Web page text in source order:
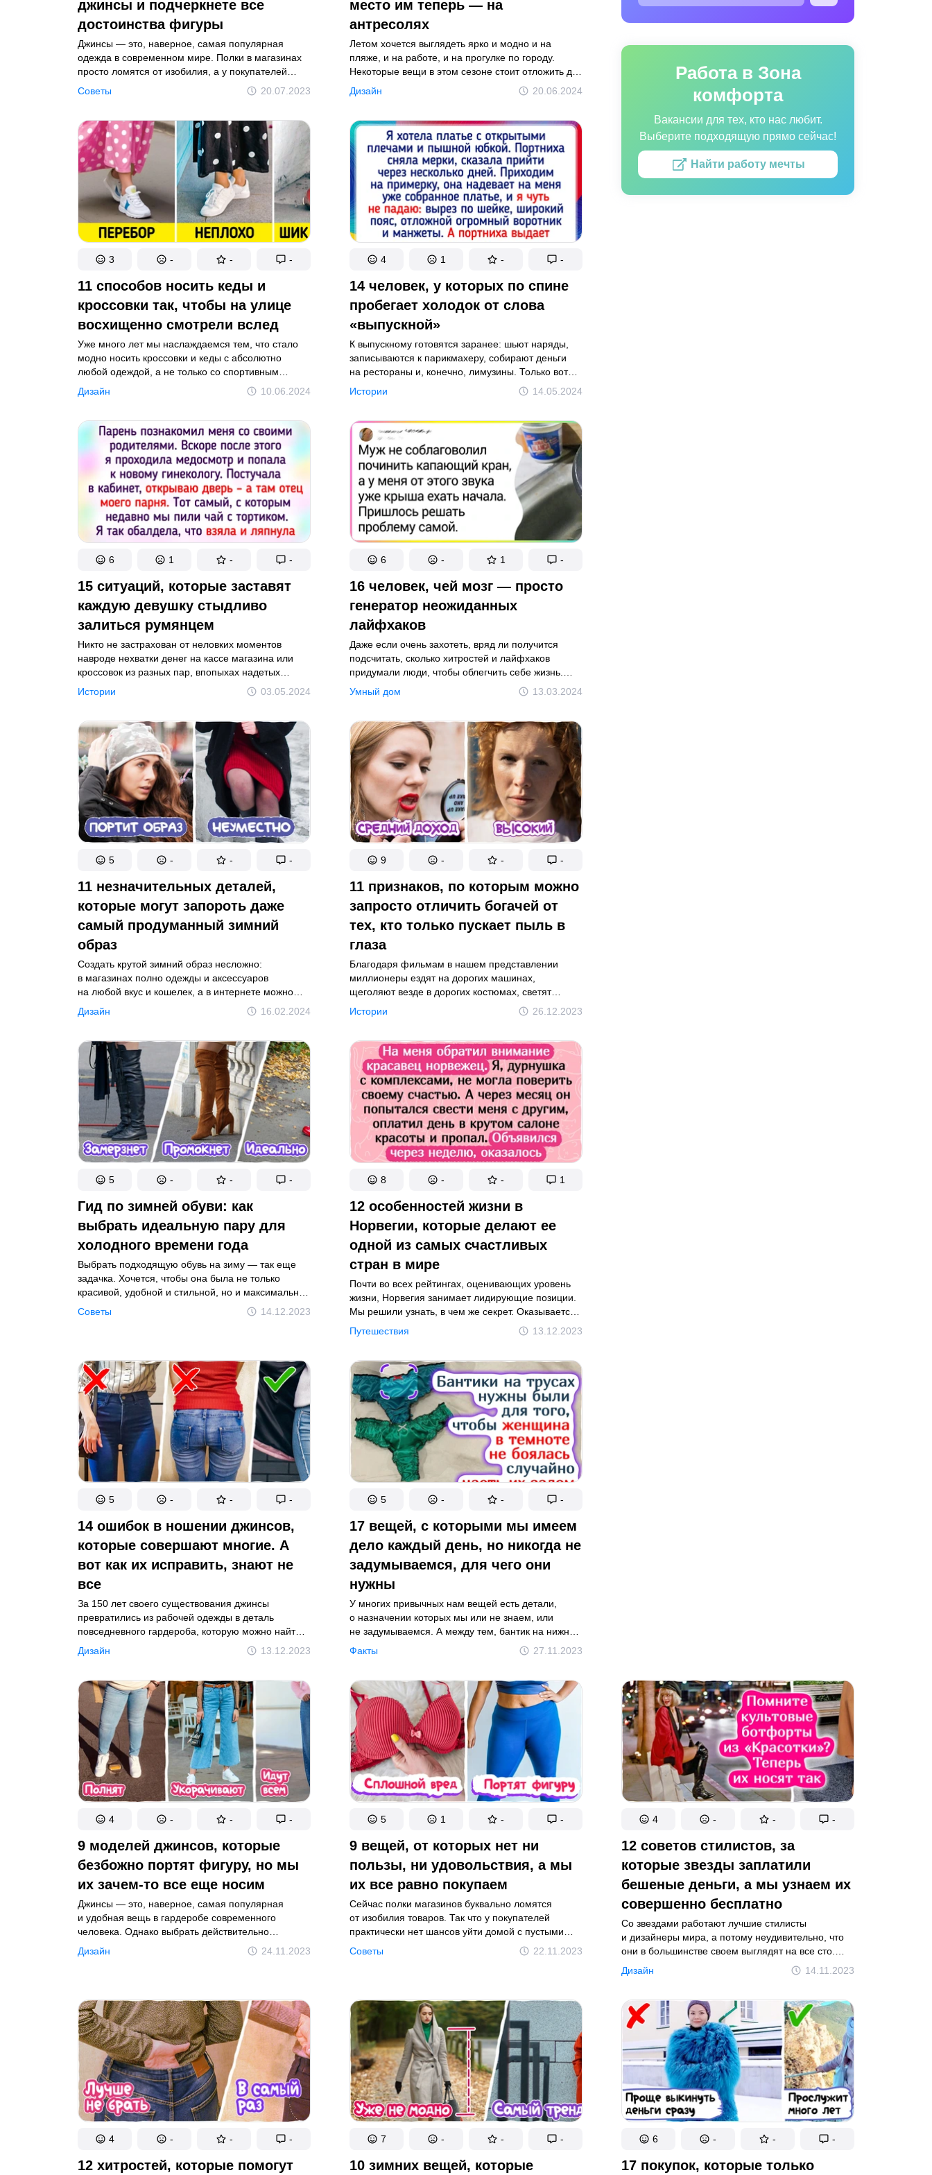
джинсы и подчеркнете все
достоинства фигуры
Советы 20.07.2023
Джинсы — это, наверное, самая популярная
одежда в современном мире. Полки в магазинах
просто ломятся от изобилия, а у покупателей
глаза разбегаются. Но, чтобы ваши любимые
джинсы носились долго и сидели, как влитые,
место им теперь — на
антресолях
Дизайн 20.06.2024
Летом хочется выглядеть ярко и модно и на
пляже, и на работе, и на прогулке по городу.
Некоторые вещи в этом сезоне стоит отложить до
лучших времен, ведь они, к сожалению, уже не в
тренде. Но мы погуляли по модным сайтам и
11 способов носить кеды и
кроссовки так, чтобы на улице
восхищенно смотрели вслед
Дизайн 10.06.2024
Уже много лет мы наслаждаемся тем, что стало
модно носить кроссовки и кеды с абсолютно
любой одеждой, а не только со спортивным
костюмом. Однако следует все-таки соблюдать
несколько правил, чтобы образ получился
модель кроссовок, которую давно списали
со счетов, а она снова на пике популярности.
3 - - -
14 человек, у которых по спине
пробегает холодок от слова
«выпускной»
Истории 14.05.2024
К выпускному готовятся заранее: шьют наряды,
записываются к парикмахеру, собирают деньги
на рестораны и, конечно, лимузины. Только вот
нашим сегодняшним героям этот праздник жизни
оказался совсем не по душе по разным причинам.
4 1 - -
15 ситуаций, которые заставят
каждую девушку стыдливо
залиться румянцем
Истории 03.05.2024
Никто не застрахован от неловких моментов
навроде нехватки денег на кассе магазина или
кроссовок из разных пар, впопыхах надетых
на работу. Но среди всех конфузов мира есть
такие, которые могут произойти только
6 1 - -
16 человек, чей мозг — просто
генератор неожиданных
лайфхаков
Умный дом 13.03.2024
Даже если очень захотеть, вряд ли получится
подсчитать, сколько хитростей и лайфхаков
придумали люди, чтобы облегчить себе жизнь.
Разумеется, не все из них можно и нужно
применять на практике нам с вами, но некоторые
и не назовешь.
6 - 1 -
11 незначительных деталей,
которые могут запороть даже
самый продуманный зимний
образ
Дизайн 16.02.2024
Создать крутой зимний образ несложно:
в магазинах полно одежды и аксессуаров
на любой вкус и кошелек, а в интернете можно
найти дельные советы топовых модельеров
и стилистов. Но некоторые мелкие недочеты легко
Давайте разберемся, какие именно.
5 - - -
11 признаков, по которым можно
запросто отличить богачей от
тех, кто только пускает пыль в
глаза
Истории 26.12.2023
Благодаря фильмам в нашем представлении
миллионеры ездят на дорогих машинах,
щеголяют везде в дорогих костюмах, светят
бриллиантовыми колье и дорогими часами.
Но в реальности состоятельные люди порой
гражданин. А догадаться об их богатстве можно
нередко только по их поведению и образу
мышления.
9 - - -
Гид по зимней обуви: как
выбрать идеальную пару для
холодного времени года
Советы 14.12.2023
Выбрать подходящую обувь на зиму — так еще
задачка. Хочется, чтобы она была не только
красивой, удобной и стильной, но и максимально
соответствовала погодным условиям. Мы решили
сделать небольшой гид по зимней обуви, который
5 - - -
12 особенностей жизни в
Норвегии, которые делают ее
одной из самых счастливых
стран в мире
Путешествия 13.12.2023
Почти во всех рейтингах, оценивающих уровень
жизни, Норвегия занимает лидирующие позиции.
Мы решили узнать, в чем же секрет. Оказывается,
норвежцы отличаются своим уникальным
взглядом на жизнь. Они не стремятся вступать
и не перестают наслаждаться жизнью даже
в преклонном возрасте.
8 - - 1
14 ошибок в ношении джинсов,
которые совершают многие. А
вот как их исправить, знают не
все
Дизайн 13.12.2023
За 150 лет своего существования джинсы
превратились из рабочей одежды в деталь
повседневного гардероба, которую можно найти
практически в каждом шкафу. Но даже в ношении
этих повсеместно распространенных брюк есть
не так круто, как хотелось бы.
5 - - -
17 вещей, с которыми мы имеем
дело каждый день, но никогда не
задумываемся, для чего они
нужны
Факты 27.11.2023
У многих привычных нам вещей есть детали,
о назначении которых мы или не знаем, или
не задумываемся. А между тем, бантик на нижнем
белье когда-то выполнял важную функцию,
а выемка на дне керамической кружки — это
5 - - -
9 моделей джинсов, которые
безбожно портят фигуру, но мы
их зачем-то все еще носим
Дизайн 24.11.2023
Джинсы — это, наверное, самая популярная
и удобная вещь в гардеробе современного
человека. Однако выбрать действительно
подходящую модель — задачка не из легких. Ведь
не тот фасон может испортить даже самую
4 - - -
9 вещей, от которых нет ни
пользы, ни удовольствия, а мы
их все равно покупаем
Советы 22.11.2023
Сейчас полки магазинов буквально ломятся
от изобилия товаров. Так что у покупателей
практически нет шансов уйти домой с пустыми
руками. В итоге мы постоянно тратим деньги
на вещи, которые нам совершенно не нужны.
о покупке каких вещей вы, скорее всего,
пожалеете.
5 1 - -
12 советов стилистов, за
которые звезды заплатили
бешеные деньги, а мы узнаем их
совершенно бесплатно
Дизайн 14.11.2023
Со звездами работают лучшие стилисты
и дизайнеры мира, а потому неудивительно, что
они в большинстве своем выглядят на все сто.
Но что же делать таким, которые тоже хотят быть
в тренде, вот только собственного штата красоты
выходками знаменитостей и черпать вдохновения
из их образов.
4 - - -
12 хитростей, которые помогут
4 - - -
10 зимних вещей, которые
7 - - -
17 покупок, которые только
6 - - -
Работа в Зона
комфорта
Вакансии для тех, кто нас любит.
Выберите подходящую прямо сейчас!
Найти работу мечты
Смех и радость в каждой истории
Написать в редакцию Конфиденциальность Политика копирайта Cookies Условия использования Согласие на использование данных
© 2014–2026